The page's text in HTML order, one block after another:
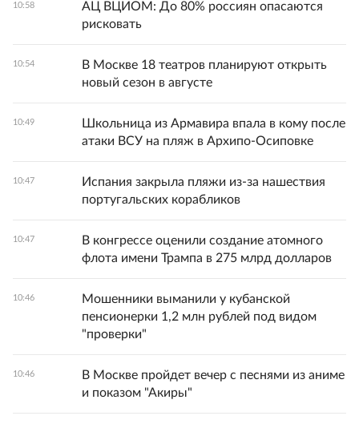
10:58
АЦ ВЦИОМ: До 80% россиян опасаются
рисковать
10:54
В Москве 18 театров планируют открыть
новый сезон в августе
10:49
Школьница из Армавира впала в кому после
атаки ВСУ на пляж в Архипо-Осиповке
10:47
Испания закрыла пляжи из-за нашествия
португальских корабликов
10:47
В конгрессе оценили создание атомного
флота имени Трампа в 275 млрд долларов
10:46
Мошенники выманили у кубанской
пенсионерки 1,2 млн рублей под видом
"проверки"
10:46
В Москве пройдет вечер с песнями из аниме
и показом "Акиры"